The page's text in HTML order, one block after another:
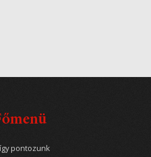
pontozunk